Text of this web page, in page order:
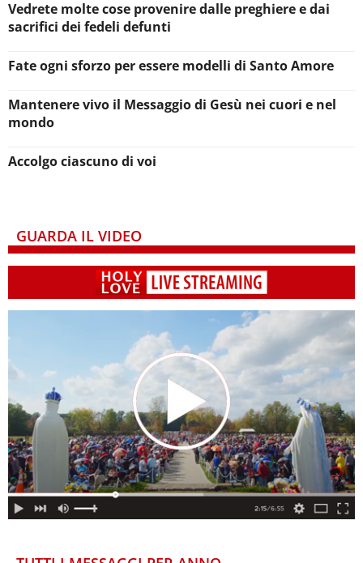
Vedrete molte cose provenire dalle preghiere e dai
sacrifici dei fedeli defunti
Fate ogni sforzo per essere modelli di Santo Amore
Mantenere vivo il Messaggio di Gesù nei cuori e nel
mondo
Accolgo ciascuno di voi
GUARDA IL VIDEO